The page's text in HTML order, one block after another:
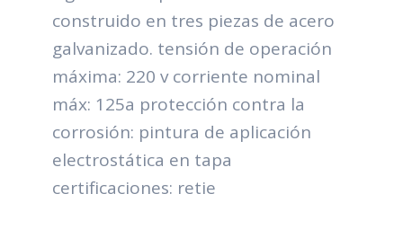
construido en tres piezas de acero
galvanizado. tensión de operación
máxima: 220 v corriente nominal
máx: 125a protección contra la
corrosión: pintura de aplicación
electrostática en tapa
certificaciones: retie